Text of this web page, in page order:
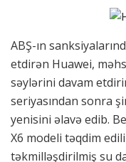
ABŞ-ın
etdirən Huawei,
səylərini davam
seriyasından sonra
yenisini əlavə edib.
X6 modeli təqdim
təkmilləşdirilmiş su